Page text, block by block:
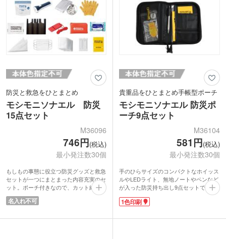
防災と救急をひとまとめ
モシモニソナエル 防災
15点セット
M36096
746円(税込)
最小発注数30個
もしもの事態に役立つ防災グッズと救急
セットが一つにまとまった内容充実のセ
ット。ポーチ付きなので、カット綿や綿
棒のようなこまごましたアイテムもバラ
けず収納できます。災害時のちょっとし
懐中電灯だけでなく、ルームライトとし
名入れ不可
貴重品をひとまとめ手帳型ポーチ
モシモニソナエル 防災ポ
ーチ9点セット
M36104
581円(税込)
最小発注数30個
手のひらサイズのコンパクトなホイッス
ルやLEDライト、無地ノートやペンなど
が入った防災持ち出し9点セットです。
通帳などを収納するのにちょうど良い手
帳型ポーチ。日常使いができ日頃から貴
も持ち出すことができます。内側に小分
1色印刷